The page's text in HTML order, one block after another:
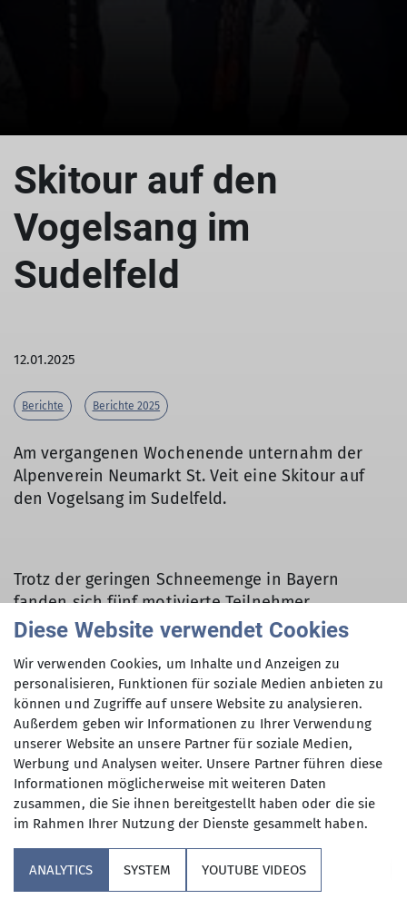
Skitour auf den
Vogelsang im
Sudelfeld
12.01.2025
Berichte Berichte 2025
Am vergangenen Wochenende unternahm der
Alpenverein Neumarkt St. Veit eine Skitour auf
den Vogelsang im Sudelfeld.
Trotz der geringen Schneemenge in Bayern
fanden sich fünf motivierte Teilnehmer
zusammen, um die winterliche Berglandschaft zu
Der Aufstieg begann bei leichtem Schneefall, der
die Umgebung in eine zauberhafte
Winterlandschaft verwandelte.
Die Bedingungen waren insgesamt gut, jedoch
war die Sicht aufgrund des Schneefalls und der
Bewölkung eingeschränkt. Dies beeinträchtigte
die Ausblicke auf die umliegenden Gipfel, jedoch
Aufgrund des Wetters verzichtete die Gruppe auf
Diese Website verwendet Cookies
Wir verwenden Cookies, um Inhalte und Anzeigen zu
personalisieren, Funktionen für soziale Medien anbieten zu
können und Zugriffe auf unsere Website zu analysieren.
Außerdem geben wir Informationen zu Ihrer Verwendung
unserer Website an unsere Partner für soziale Medien,
Werbung und Analysen weiter. Unsere Partner führen diese
Informationen möglicherweise mit weiteren Daten
zusammen, die Sie ihnen bereitgestellt haben oder die sie
im Rahmen Ihrer Nutzung der Dienste gesammelt haben.
ANALYTICS SYSTEM YOUTUBE VIDEOS